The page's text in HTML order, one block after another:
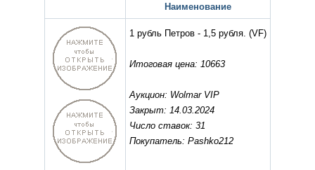
Наименование
1 рубль Петров - 1,5 рубля. (VF)
Итоговая цена: 10663
Аукцион: Wolmar VIP
Закрыт: 14.03.2024
Число ставок: 31
Покупатель: Pashko212